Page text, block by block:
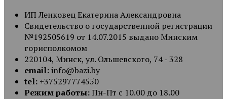
ИП Ленковец Екатерина Александровна
Свидетельство о государственной регистрации
№192505619 от 14.07.2015 выдано Минским
горисполкомом
220104, Минск, ул. Ольшевского, 74 - 328
email:info@bazi.by
tel: +375297774550
Режим работы:Пн-Пт с 10.00 до 18.00